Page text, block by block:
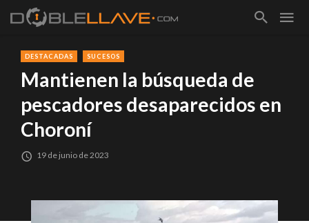
DESTACADAS SUCESOS
Mantienen la búsqueda de
pescadores desaparecidos en
Choroní
19 de junio de 2023